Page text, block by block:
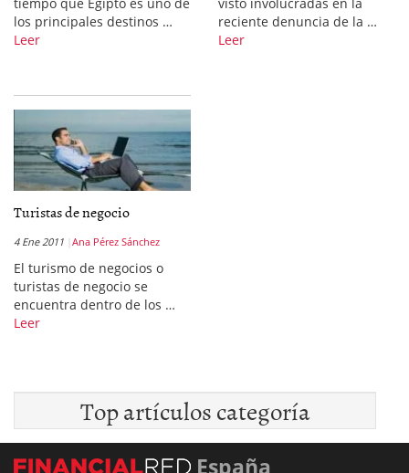
los principales destinos …
Leer
reciente denuncia de la …
Leer
Turistas de negocio
4 Ene 2011 Ana Pérez Sánchez
El turismo de negocios o
turistas de negocio se
encuentra dentro de los …
Leer
Top artículos categoría
España